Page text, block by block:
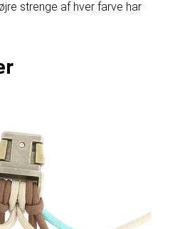
strenge af hver farve har